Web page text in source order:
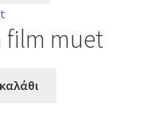
film muet